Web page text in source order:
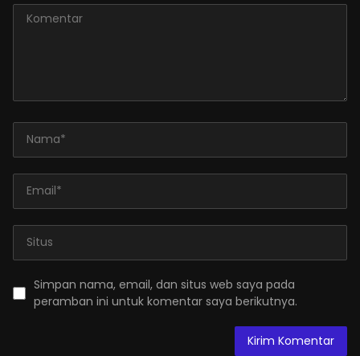
Simpan nama, email, dan situs web saya pada
peramban ini untuk komentar saya berikutnya.